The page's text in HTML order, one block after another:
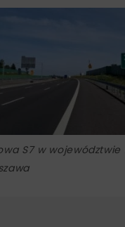
S7 w województwie